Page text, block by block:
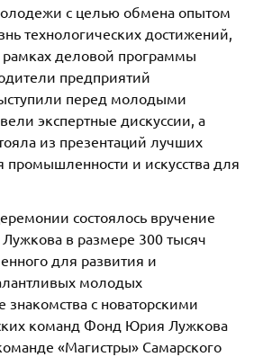
с целью обмена опытом
технологических достижений,
деловой программы
предприятий
перед молодыми
экспертные дискуссии, а
из презентаций лучших
промышленности и искусства для
состоялось вручение
в размере 300 тысяч
для развития и
молодых
знакомства с новаторскими
команд Фонд Юрия Лужкова
«Магистры» Самарского